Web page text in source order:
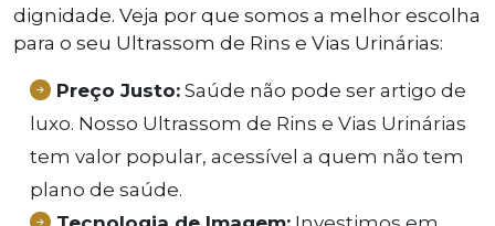
dignidade. Veja por que somos a melhor escolha
para o seu Ultrassom de Rins e Vias Urinárias:
Preço Justo: Saúde não pode ser artigo de
luxo. Nosso Ultrassom de Rins e Vias Urinárias
tem valor popular, acessível a quem não tem
plano de saúde.